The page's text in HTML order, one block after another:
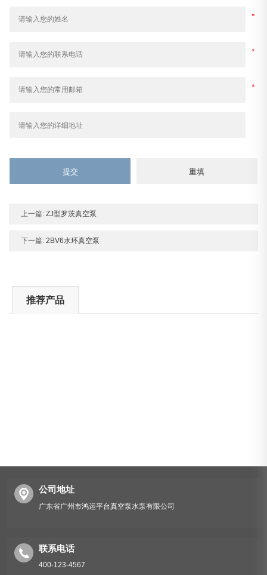
上一篇: ZJ型罗茨真空泵
下一篇: 2BV6水环真空泵
推荐产品
公司地址
广东省广州市鸿运平台真空泵水泵有限公司
联系电话
400-123-4567